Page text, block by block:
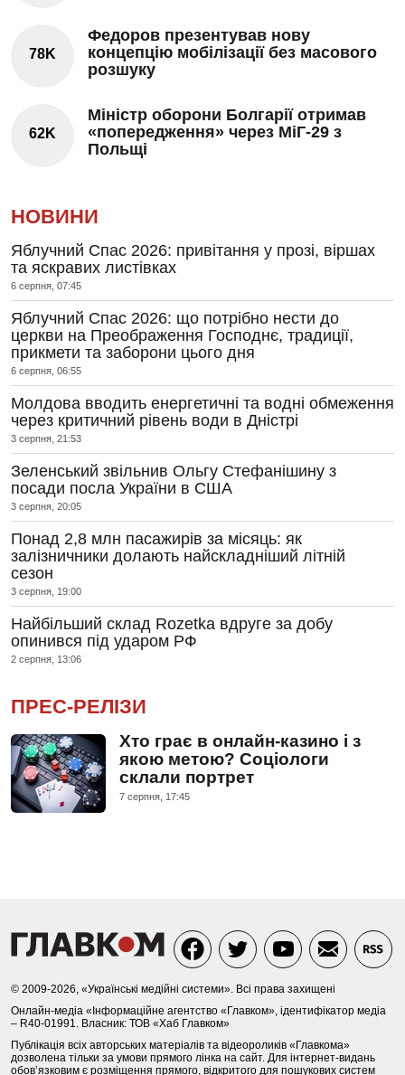
78K
Федоров презентував нову
концепцію мобілізації без масового
розшуку
62K
Міністр оборони Болгарії отримав
«попередження» через МіГ-29 з
Польщі
НОВИНИ
Яблучний Спас 2026: привітання у прозі, віршах
та яскравих листівках
6 серпня, 07:45
Яблучний Спас 2026: що потрібно нести до
церкви на Преображення Господнє, традиції,
прикмети та заборони цього дня
6 серпня, 06:55
Молдова вводить енергетичні та водні обмеження
через критичний рівень води в Дністрі
3 серпня, 21:53
Зеленський звільнив Ольгу Стефанішину з
посади посла України в США
3 серпня, 20:05
Понад 2,8 млн пасажирів за місяць: як
залізничники долають найскладніший літній
сезон
3 серпня, 19:00
Найбільший склад Rozetka вдруге за добу
опинився під ударом РФ
2 серпня, 13:06
ПРЕС-РЕЛІЗИ
Хто грає в онлайн-казино і з
якою метою? Соціологи
склали портрет
7 серпня, 17:45
© 2009-2026, «Українські медійні системи». Всі права захищені
Онлайн-медіа «Інформаційне агентство «Главком», ідентифікатор медіа
– R40-01991. Власник: ТОВ «Хаб Главком»
Публікація всіх авторських матеріалів та відеороликів «Главкома»
дозволена тільки за умови прямого лінка на сайт. Для інтернет-видань
обов’язковим є розміщення прямого, відкритого для пошукових систем